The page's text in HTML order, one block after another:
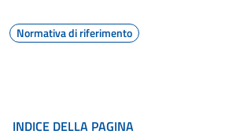
Normativa di riferimento
INDICE DELLA PAGINA